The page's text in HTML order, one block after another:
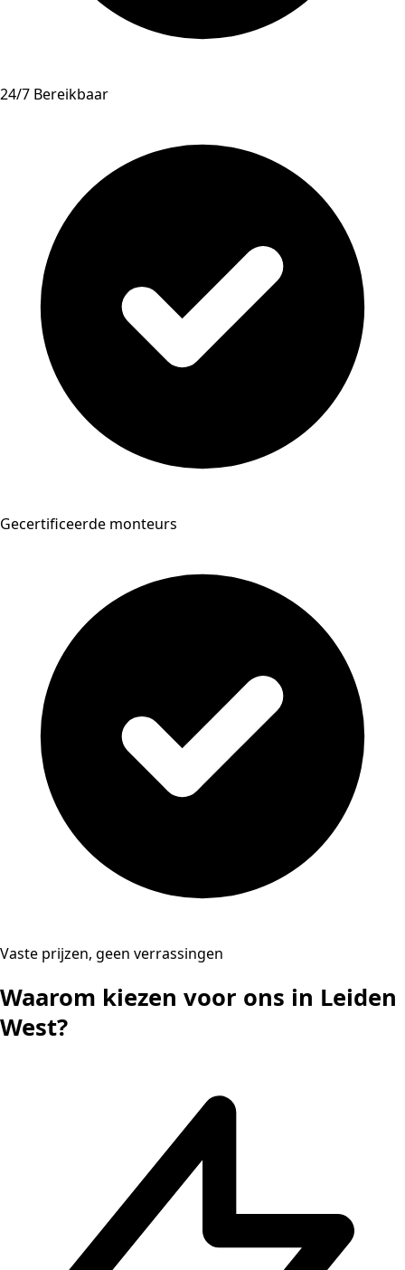
24/7 Bereikbaar
Gecertificeerde monteurs
Vaste prijzen, geen verrassingen
Waarom kiezen voor ons in Leiden
West?